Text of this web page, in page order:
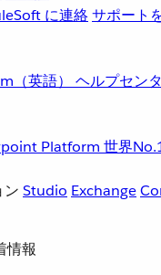
に連絡サポート
（英語） ヘルプセン
Platform 世界
ン Studio Exchange
情報